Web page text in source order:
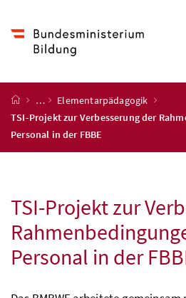
Startseite
…
Elementarpädagogik
TSI-Projekt zur Verbesserung der
Personal in der FBBE
TSI-Projekt zur
Personal in der